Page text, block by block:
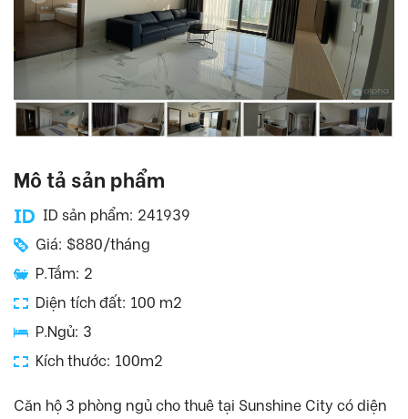
Mô tả sản phẩm
ID sản phẩm: 241939
Giá: $880/tháng
P.Tắm: 2
Diện tích đất: 100 m2
P.Ngủ: 3
Kích thước: 100m2
Căn hộ 3 phòng ngủ cho thuê tại Sunshine City có diện